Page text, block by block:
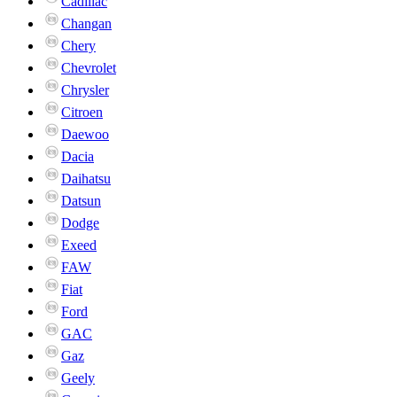
Changan
Chery
Chevrolet
Chrysler
Citroen
Daewoo
Dacia
Daihatsu
Datsun
Dodge
Exeed
FAW
Fiat
Ford
GAC
Gaz
Geely